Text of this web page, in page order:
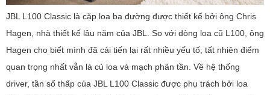
JBL L100 Classic là cặp loa ba đường được thiết kế bởi ông Chris
Hagen, nhà thiết kế lâu năm của JBL. So với dòng loa cũ L100, ông
Hagen cho biết mình đã cải tiến lại rất nhiều yếu tố, tất nhiên điểm
quan trọng nhất vẫn là củ loa và mạch phân tần. Về hệ thống
driver, tần số thấp của JBL L100 Classic được phụ trách bởi loa